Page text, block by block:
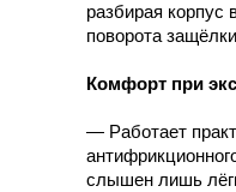
разбирая корпус
поворота
Комфорт при
— Работает
слышен лишь